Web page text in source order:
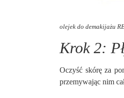
olejek do demakijażu
Krok 2:
Oczyść skórę za
przemywając nim